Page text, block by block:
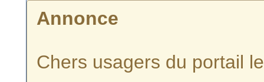
Annonce
Chers usagers du portail